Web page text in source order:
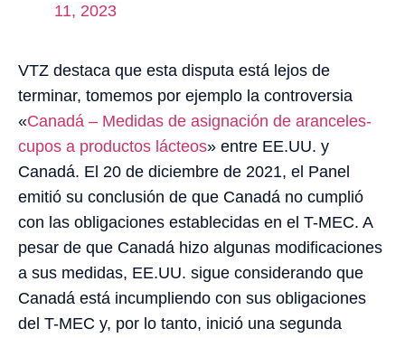
11, 2023
VTZ destaca que esta disputa está lejos de
terminar, tomemos por ejemplo la controversia
«Canadá – Medidas de asignación de aranceles-
cupos a productos lácteos» entre EE.UU. y
Canadá. El 20 de diciembre de 2021, el Panel
emitió su conclusión de que Canadá no cumplió
con las obligaciones establecidas en el T-MEC. A
pesar de que Canadá hizo algunas modificaciones
a sus medidas, EE.UU. sigue considerando que
Canadá está incumpliendo con sus obligaciones
del T-MEC y, por lo tanto, inició una segunda